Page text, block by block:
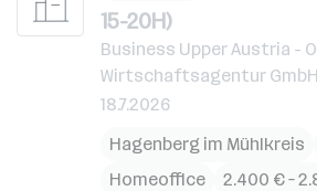
15-20H)
Business Upper Austria -
Wirtschaftsagentur GmbH
18.7.2026
Hagenberg im Mühlkreis
Homeoffice
2.400 € –